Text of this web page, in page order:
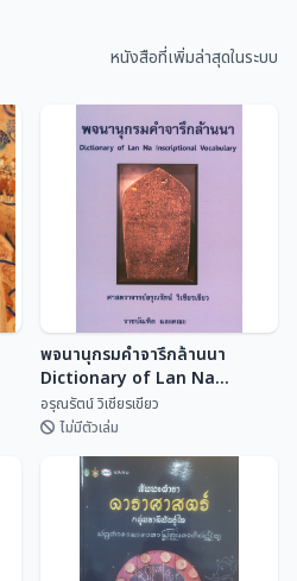
แหล่งศิลปกรรมอำเภอพุนพิน
หนังสือที่เพิ่มล่าสุดในระบบ
พจนานุกรมคำจารึกล้านนา
Dictionary of Lan Na
Inscriptional Vocabulary
อรุณรัตน์ วิเชียรเขี...
พจนานุกรมคำจารึกล้านนา
Dictionary of Lan Na
Inscriptional Vocabulary
อรุณรัตน์ วิเชียรเขียว
ไม่มีตัวเล่ม